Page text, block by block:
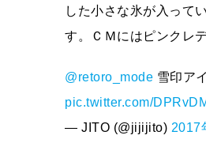
した小さな氷が入って
す。ＣＭにはピンクレ
@retoro_mode 雪印ア
pic.twitter.com/
— JITO (@jijijito) 2017